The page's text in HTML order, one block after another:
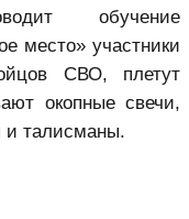
обучение
место» участники
СВО, плетут
окопные свечи,
и талисманы.